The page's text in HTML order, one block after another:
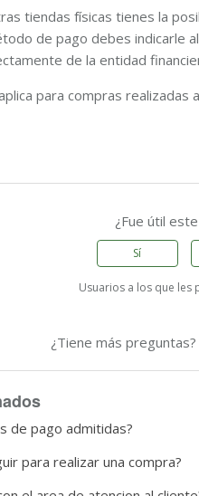
tiendas físicas tienes la
de pago debes indicarle
de la entidad
para compras
¿Fue útil
Sí
Usuarios a los que les
¿Tiene más preguntas?
de pago admitidas?
para realizar una compra?